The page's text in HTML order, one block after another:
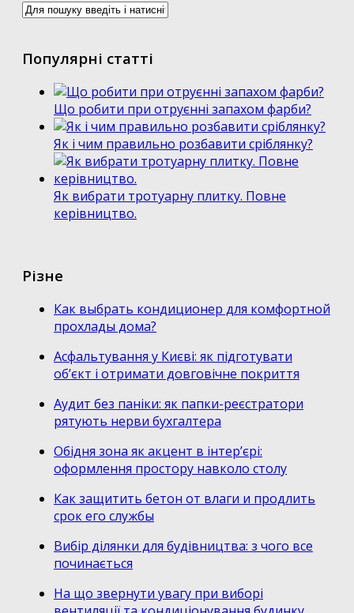
Популярні статті
Що робити при отруєнні запахом фарби?
Як і чим правильно розбавити сріблянку?
Як вибрати тротуарну плитку. Повне
керівництво.
Різне
Как выбрать кондиционер для комфортной
прохлады дома?
Асфальтування у Києві: як підготувати
об’єкт і отримати довговічне покриття
Аудит без паніки: як папки-реєстратори
рятують нерви бухгалтера
Обідня зона як акцент в інтер’єрі:
оформлення простору навколо столу
Как защитить бетон от влаги и продлить
срок его службы
Вибір ділянки для будівництва: з чого все
починається
На що звернути увагу при виборі